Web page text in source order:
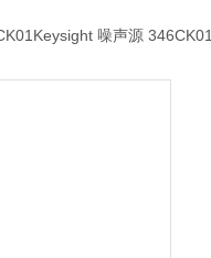
噪声源 346CK01